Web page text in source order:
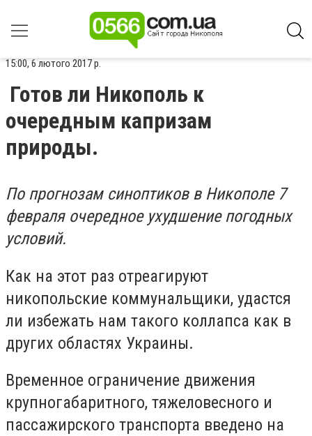
15:00, 6 лютого 2017 р.
Готов ли Никополь к
очередным капризам
природы.
По прогнозам синоптиков в Никополе 7
февраля очередное ухудшение погодных
условий.
Как на этот раз отреагируют
никопольские коммунальщики, удастся
ли избежать нам такого коллапса как в
других областях Украины.
Временное ограничение движения
крупногабаритного, тяжеловесного и
пассажирского транспорта введено на